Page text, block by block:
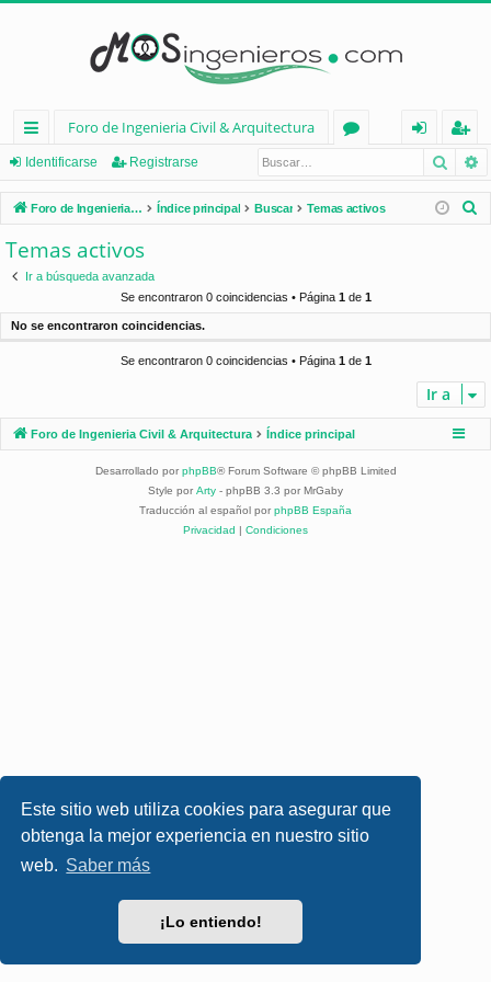
Este sitio web utiliza cookies para asegurar que
obtenga la mejor experiencia en nuestro sitio
web. Saber más
¡Lo entiendo!
nl
ac
es
rá
d
Foro de Ingenieria Civil & Arquitectura
os
nt
ifi
eg
ist
ra
Identificarse Registrarse
Foro de Ingenieria Civil & Arquitectura Índice principal Buscar Temas activos
Temas activos
Ir a búsqueda avanzada
Se encontraron 0 coincidencias • Página 1de 1
No se encontraron coincidencias.
Se encontraron 0 coincidencias • Página 1de 1
Ir a
Foro de Ingenieria Civil & Arquitectura Índice principal
Desarrollado por phpBB® Forum Software © phpBB Limited
Style por Arty - phpBB 3.3 por MrGaby
Traducción al español por phpBB España
Privacidad | Condiciones